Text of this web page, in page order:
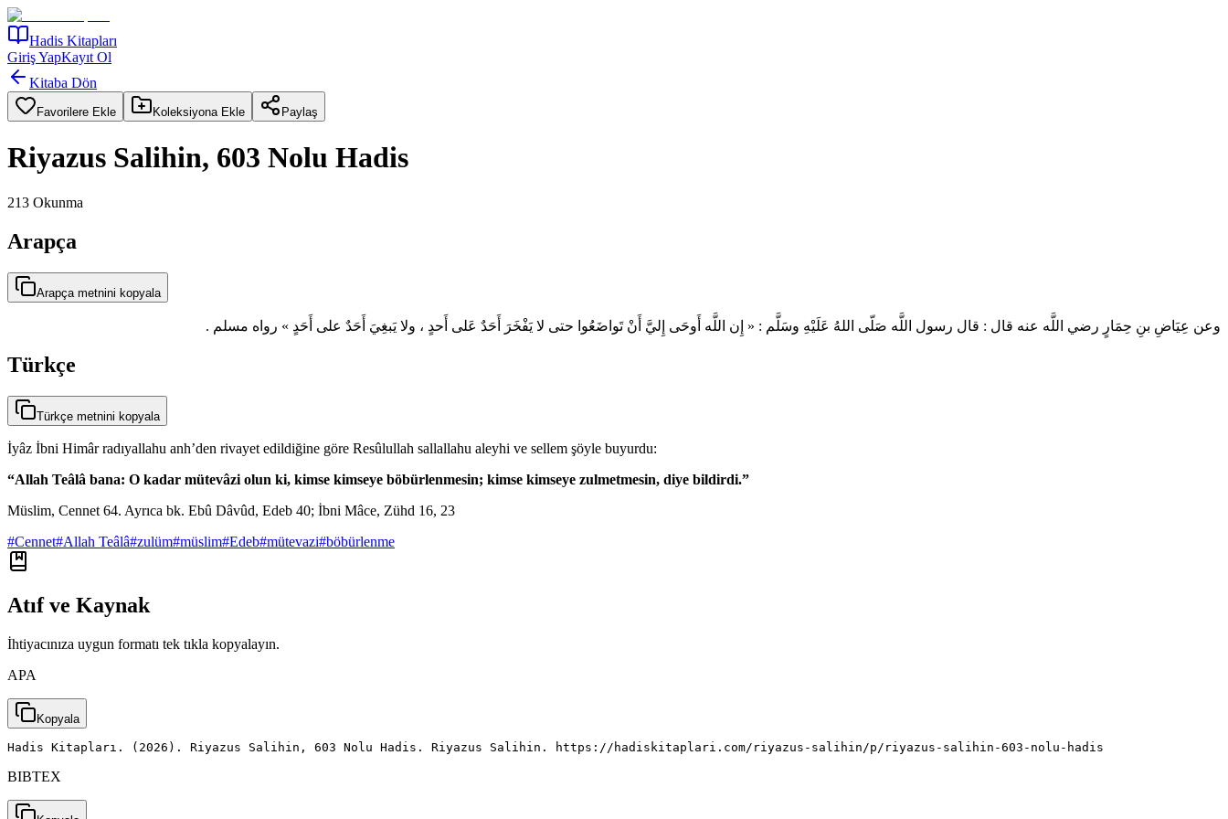
Hadis Kitapları
Giriş YapKayıt Ol
Kitaba Dön
Favorilere Ekle Koleksiyona Ekle Paylaş
Riyazus Salihin, 603 Nolu Hadis
213 Okunma
Arapça
Arapça metnini kopyala
وعن عِيَاضِ بنِ حِمَارٍ رضي اللَّه عنه قال : قال رسول اللَّه صَلّى اللهُ عَلَيْهِ وسَلَّم : « إِن اللَّه أَوحَى إِليَّ أَنْ تَواضَعُوا حتى لا يَفْخَرَ أَحَدٌ عَلى أَحدٍ ، ولا يَبغِيَ أَحَدٌ على أَحَدٍ » رواه مسلم .
Türkçe
Türkçe metnini kopyala
İyâz İbni Himâr radıyallahu anh’den rivayet edildiğine göre Resûlullah sallallahu aleyhi ve sellem şöyle buyurdu:
“Allah Teâlâ bana: O kadar mütevâzi olun ki, kimse kimseye böbürlenmesin; kimse kimseye zulmetmesin, diye bildirdi.”
Müslim, Cennet 64. Ayrıca bk. Ebû Dâvûd, Edeb 40; İbni Mâce, Zühd 16, 23
#Cennet#Allah Teâlâ#zulüm#müslim#Edeb#mütevazi#böbürlenme
Atıf ve Kaynak
İhtiyacınıza uygun formatı tek tıkla kopyalayın.
APA
Kopyala
Hadis Kitapları. (2026). Riyazus Salihin, 603 Nolu Hadis. Riyazus Salihin. https://hadiskitaplari.com/riyazus-salihin/p/riyazus-salihin-603-nolu-hadis
BIBTEX